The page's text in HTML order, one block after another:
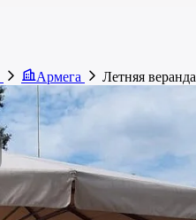
Армега Летняя веранда